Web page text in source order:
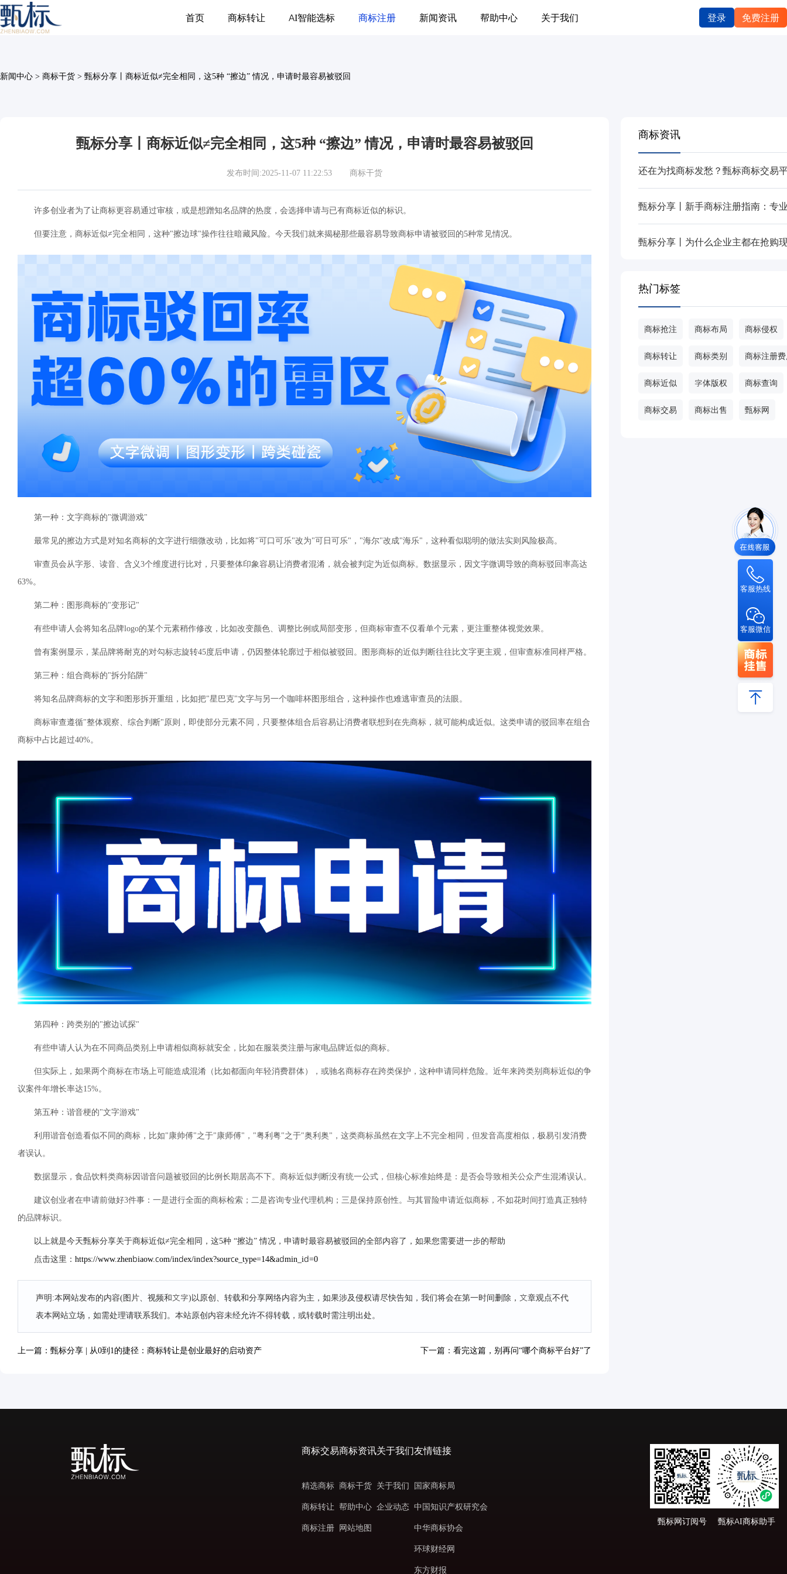
首页 商标转让 AI智能选标 商标注册 新闻资讯 帮助中心 关于我们 登录 免费注册
新闻中心 > 商标干货 > 甄标分享丨商标近似≠完全相同，这5种 “擦边” 情况，申请时最容易被驳回
甄标分享丨商标近似≠完全相同，这5种 “擦边” 情况，申请时最容易被驳回
发布时间:2025-11-07 11:22:53 商标干货
许多创业者为了让商标更容易通过审核，或是想蹭知名品牌的热度，会选择申请与已有商标近似的标识。
但要注意，商标近似≠完全相同，这种"擦边球"操作往往暗藏风险。今天我们就来揭秘那些最容易导致商标申请被驳回的5种常见情况。
第一种：文字商标的"微调游戏"
最常见的擦边方式是对知名商标的文字进行细微改动，比如将"可口可乐"改为"可日可乐"，"海尔"改成"海乐"，这种看似聪明的做法实则风险极高。
审查员会从字形、读音、含义3个维度进行比对，只要整体印象容易让消费者混淆，就会被判定为近似商标。数据显示，因文字微调导致的商标驳回率高达
63%。
第二种：图形商标的"变形记"
有些申请人会将知名品牌logo的某个元素稍作修改，比如改变颜色、调整比例或局部变形，但商标审查不仅看单个元素，更注重整体视觉效果。
曾有案例显示，某品牌将耐克的对勾标志旋转45度后申请，仍因整体轮廓过于相似被驳回。图形商标的近似判断往往比文字更主观，但审查标准同样严格。
第三种：组合商标的"拆分陷阱"
将知名品牌商标的文字和图形拆开重组，比如把"星巴克"文字与另一个咖啡杯图形组合，这种操作也难逃审查员的法眼。
商标审查遵循"整体观察、综合判断"原则，即使部分元素不同，只要整体组合后容易让消费者联想到在先商标，就可能构成近似。这类申请的驳回率在组合
商标中占比超过40%。
第四种：跨类别的"擦边试探"
有些申请人认为在不同商品类别上申请相似商标就安全，比如在服装类注册与家电品牌近似的商标。
但实际上，如果两个商标在市场上可能造成混淆（比如都面向年轻消费群体），或驰名商标存在跨类保护，这种申请同样危险。近年来跨类别商标近似的争
议案件年增长率达15%。
第五种：谐音梗的"文字游戏"
利用谐音创造看似不同的商标，比如"康帅傅"之于"康师傅"，"粤利粤"之于"奥利奥"，这类商标虽然在文字上不完全相同，但发音高度相似，极易引发消费
者误认。
数据显示，食品饮料类商标因谐音问题被驳回的比例长期居高不下。商标近似判断没有统一公式，但核心标准始终是：是否会导致相关公众产生混淆误认。
建议创业者在申请前做好3件事：一是进行全面的商标检索；二是咨询专业代理机构；三是保持原创性。与其冒险申请近似商标，不如花时间打造真正独特
的品牌标识。
以上就是今天甄标分享关于商标近似≠完全相同，这5种 “擦边” 情况，申请时最容易被驳回的全部内容了，如果您需要进一步的帮助
点击这里： https://www.zhenbiaow.com/index/index?source_type=14&admin_id=0
声明:本网站发布的内容(图片、视频和文字)以原创、转载和分享网络内容为主，如果涉及侵权请尽快告知，我们将会在第一时间删除，文章观点不代
表本网站立场，如需处理请联系我们。本站原创内容未经允许不得转载，或转载时需注明出处。
上一篇：甄标分享 | 从0到1的捷径：商标转让是创业最好的启动资产 下一篇：看完这篇，别再问“哪个商标平台好”了
商标资讯
热门标签
商标抢注 商标布局 商标侵权
商标转让 商标类别 商标注册
商标近似 字体版权 商标查询
商标交易 商标出售 甄标网
商标交易
精选商标
商标转让
商标注册
商标资讯
商标干货
帮助中心
网站地图
关于我们
关于我们
企业动态
友情链接
国家商标局
中国知识产权研究会
中华商标协会
环球财经网
东方财报
甄标网订阅号 甄标AI商标助手
客服热线
客服微信